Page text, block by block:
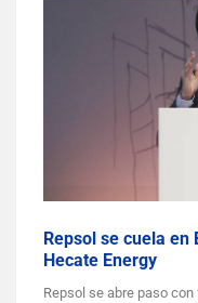
Repsol se cuela en
Hecate Energy
Repsol se abre paso